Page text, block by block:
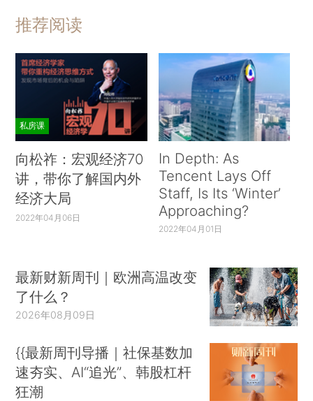
推荐阅读
私房课
向松祚：宏观经济70
讲，带你了解国内外
经济大局
2022年04月06日
In Depth: As
Tencent Lays Off
Staff, Is Its ‘Winter’
Approaching?
2022年04月01日
最新财新周刊｜欧洲高温改变
了什么？
2026年08月09日
{{最新周刊导播｜社保基数加
速夯实、AI“追光”、韩股杠杆
狂潮